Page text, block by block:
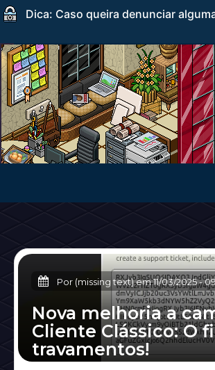
Dica: Caso queira denunciar
Por (missing text) em11/03/2025-
Nova melhoria a
Cliente Clássico: O
travamentos!